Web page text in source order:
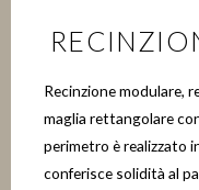
Recinzione modulare,
maglia rettangolare
perimetro è realizzato
conferisce solidità al